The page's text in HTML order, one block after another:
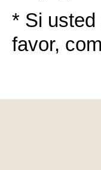
* Si
favor,